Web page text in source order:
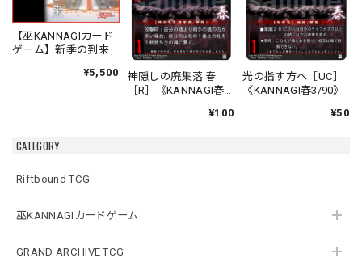
CATEGORY
Riftbound TCG
巫KANNAGIカードゲーム
GRAND ARCHIVE TCG
【巫KANNAGIカード
ゲーム】新季の到来
¥5,500
神隠しの廃集落 春
［R］《KANNAGI春
¥100
光の指す方へ［UC］
《KANNAGI春3/90》
¥50